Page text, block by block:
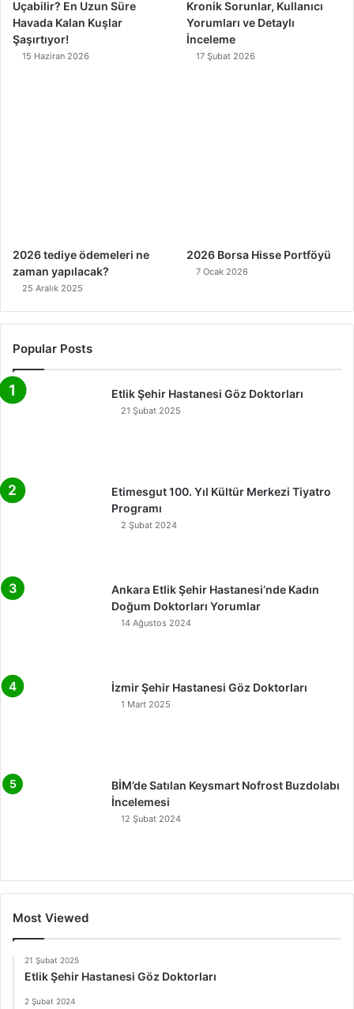
Uçabilir? En Uzun Süre
Havada Kalan Kuşlar
Şaşırtıyor!
15 Haziran 2026
Kronik Sorunlar, Kullanıcı
Yorumları ve Detaylı
İnceleme
17 Şubat 2026
2026 tediye ödemeleri ne
zaman yapılacak?
25 Aralık 2025
2026 Borsa Hisse Portföyü
7 Ocak 2026
Popular Posts
Etlik Şehir Hastanesi Göz Doktorları
21 Şubat 2025
Etimesgut 100. Yıl Kültür Merkezi Tiyatro
Programı
2 Şubat 2024
Ankara Etlik Şehir Hastanesi’nde Kadın
Doğum Doktorları Yorumlar
14 Ağustos 2024
İzmir Şehir Hastanesi Göz Doktorları
1 Mart 2025
BİM’de Satılan Keysmart Nofrost Buzdolabı
İncelemesi
12 Şubat 2024
Most Viewed
21 Şubat 2025
Etlik Şehir Hastanesi Göz Doktorları
2 Şubat 2024